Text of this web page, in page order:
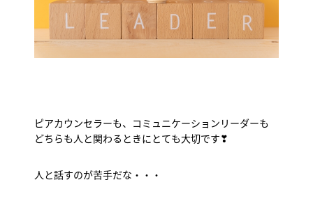
ピアカウンセラーも、コミュニケーションリーダーも
どちらも人と関わるときにとても大切です❣
人と話すのが苦手だな・・・